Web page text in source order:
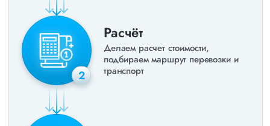
2
Расчёт
Делаем расчет стоимости,
подбираем маршрут перевозки и
транспорт